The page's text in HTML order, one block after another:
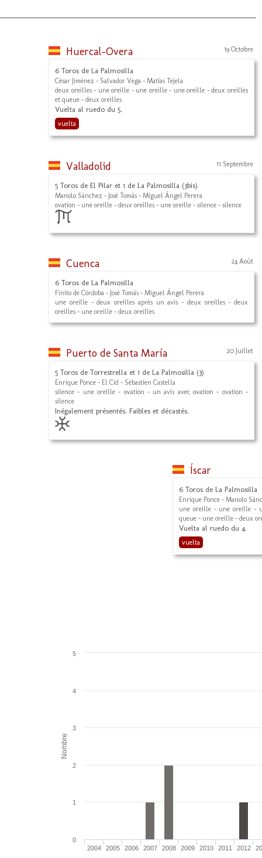
Huercal-Overa 19 Octobre
6 Toros de La Palmosilla
César Jiménez - Salvador Vega - Matías Tejela
deux oreilles - une oreille - une oreille - une oreille - deux oreilles
et queue - deux oreilles
Vuelta al ruedo du 5.
vuelta
Valladolid 11 Septembre
5 Toros de El Pilar et 1 de La Palmosilla (3bis)
Manolo Sánchez - José Tomás - Miguel Ángel Perera
ovation - une oreille - deux oreilles - une oreille - silence - silence
Cuenca 24 Août
6 Toros de La Palmosilla
Finito de Córdoba - José Tomás - Miguel Ángel Perera
une oreille - deux oreilles après un avis - deux oreilles - deux
oreilles - une oreille - deux oreilles
Puerto de Santa María 20 Juillet
5 Toros de Torrestrella et 1 de La Palmosilla (3)
Enrique Ponce - El Cid - Sébastien Castella
silence - une oreille - ovation - un avis avec ovation - ovation -
silence
Inégalement présentés. Faibles et décastés.
Íscar
6 Toros de La Palmosilla
Enrique Ponce - Manolo
une oreille - une oreille -
queue - une oreille - deux
Vuelta al ruedo du 4.
vuelta
Nombre
2004 2005 2006 2007 2008 2009 2010 2011 2012
0
1
2
3
4
5